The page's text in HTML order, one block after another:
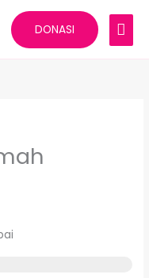
DONASI